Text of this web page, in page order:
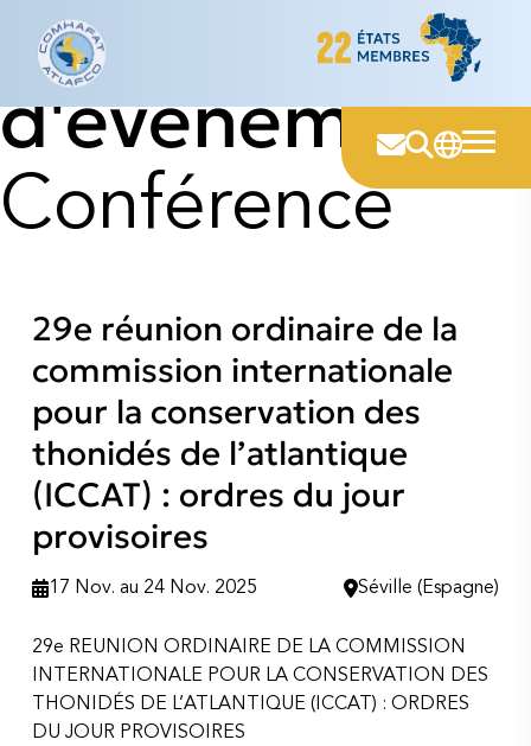
contentType
d'événement :
Conférence
29e réunion ordinaire de la
commission internationale
pour la conservation des
thonidés de l’atlantique
(ICCAT) : ordres du jour
provisoires
17 Nov. au 24 Nov. 2025 Séville (Espagne)
29e REUNION ORDINAIRE DE LA COMMISSION
INTERNATIONALE POUR LA CONSERVATION DES
THONIDÉS DE L’ATLANTIQUE (ICCAT) : ORDRES
DU JOUR PROVISOIRES